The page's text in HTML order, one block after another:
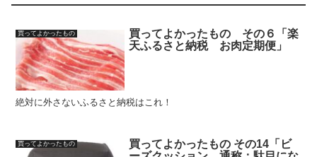
買ってよかったもの
買ってよかったもの その６「楽
天ふるさと納税 お肉定期便」
絶対に外さないふるさと納税はこれ！
買ってよかったもの
買ってよかったもの その14「ビ